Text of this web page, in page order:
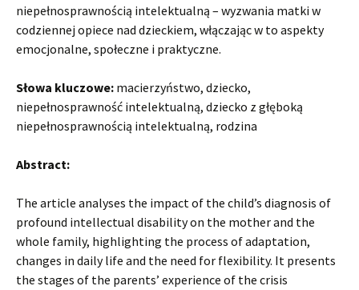
niepełnosprawnością intelektualną – wyzwania matki w
codziennej opiece nad dzieckiem, włączając w to aspekty
emocjonalne, społeczne i praktyczne.
Słowa kluczowe: macierzyństwo, dziecko,
niepełnosprawność intelektualną, dziecko z głęboką
niepełnosprawnością intelektualną, rodzina
Abstract:
The article analyses the impact of the child’s diagnosis of
profound intellectual disability on the mother and the
whole family, highlighting the process of adaptation,
changes in daily life and the need for flexibility. It presents
the stages of the parents’ experience of the crisis